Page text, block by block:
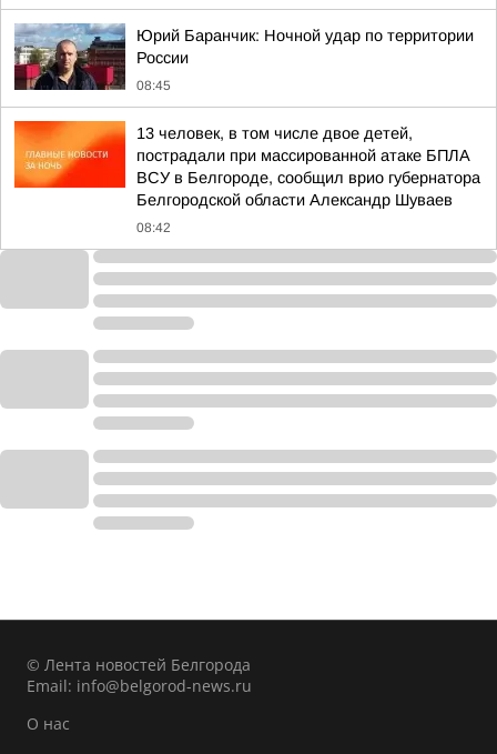
Юрий Баранчик: Ночной удар по территории
России
08:45
13 человек, в том числе двое детей,
пострадали при массированной атаке БПЛА
ВСУ в Белгороде, сообщил врио губернатора
Белгородской области Александр Шуваев
08:42
© Лента новостей Белгорода
Email: info@belgorod-news.ru
О нас